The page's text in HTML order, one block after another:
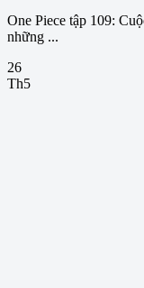
One Piece tập 109:
những ...
26
Th5